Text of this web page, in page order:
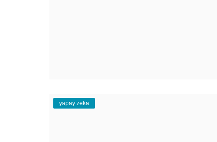
yapay zeka